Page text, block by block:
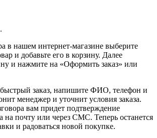
в нашем интернет-магазине выберите
и добавьте его в корзину. Далее
и нажмите на «Оформить заказ» или
быстрый заказ, напишите ФИО, телефон и
менеджер и уточнит условия заказа.
вам придет подтверждение
на почту или через СМС. Теперь останется
и радоваться новой покупке.